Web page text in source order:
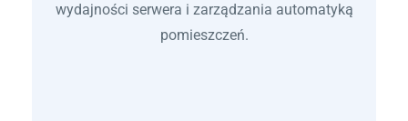
wydajności serwera i zarządzania automatyką
pomieszczeń.